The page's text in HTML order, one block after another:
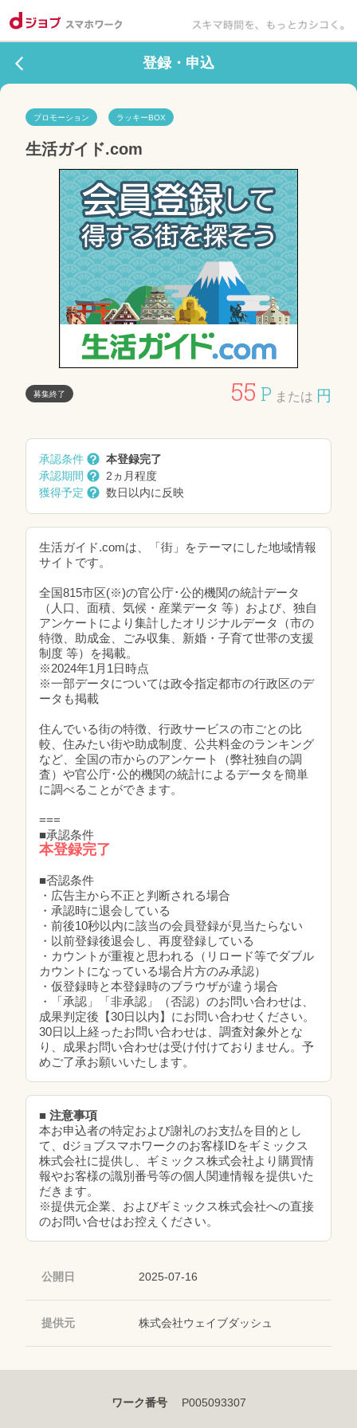
登録・申込
プロモーション ラッキーBOX
生活ガイド.com
募集終了 55 P または 円
承認条件
本登録完了
承認期間
2ヵ月程度
獲得予定
数日以内に反映
生活ガイド.comは、「街」をテーマにした地域情報
サイトです。
全国815市区(※)の官公庁･公的機関の統計データ
（人口、面積、気候・産業データ 等）および、独自
アンケートにより集計したオリジナルデータ（市の
特徴、助成金、ごみ収集、新婚・子育て世帯の支援
制度 等）を掲載。
※2024年1月1日時点
※一部データについては政令指定都市の行政区のデ
ータも掲載
住んでいる街の特徴、行政サービスの市ごとの比
較、住みたい街や助成制度、公共料金のランキング
など、全国の市からのアンケート（弊社独自の調
査）や官公庁･公的機関の統計によるデータを簡単
に調べることができます。
===
■承認条件
本登録完了
■否認条件
・広告主から不正と判断される場合
・承認時に退会している
・前後10秒以内に該当の会員登録が見当たらない
・以前登録後退会し、再度登録している
・カウントが重複と思われる（リロード等でダブル
カウントになっている場合片方のみ承認）
・仮登録時と本登録時のブラウザが違う場合
・「承認」「非承認」（否認）のお問い合わせは、
成果判定後【30日以内】にお問い合わせください。
30日以上経ったお問い合わせは、調査対象外とな
り、成果お問い合わせは受け付けておりません。予
めご了承お願いいたします。
■ 注意事項
本お申込者の特定および謝礼のお支払を目的とし
て、dジョブスマホワークのお客様IDをギミックス
株式会社に提供し、ギミックス株式会社より購買情
報やお客様の識別番号等の個人関連情報を提供いた
だきます。
※提供元企業、およびギミックス株式会社への直接
のお問い合せはお控えください。
公開日 2025-07-16
提供元 株式会社ウェイブダッシュ
ワーク番号 P005093307